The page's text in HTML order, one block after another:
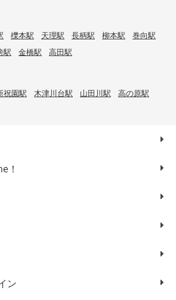
櫟本駅 天理駅 長柄駅 柳本駅
巻向駅
駅 金橋駅 高田駅
祝園駅 木津川台駅 山田川駅
高の原駅
！
ン